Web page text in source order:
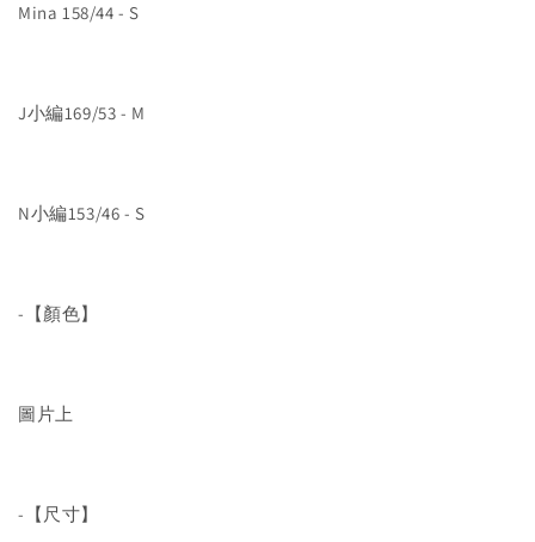
Mina 158/44 - S
J小編169/53 - M
N小編153/46 - S
-【顏色】
圖片上
-【尺寸】